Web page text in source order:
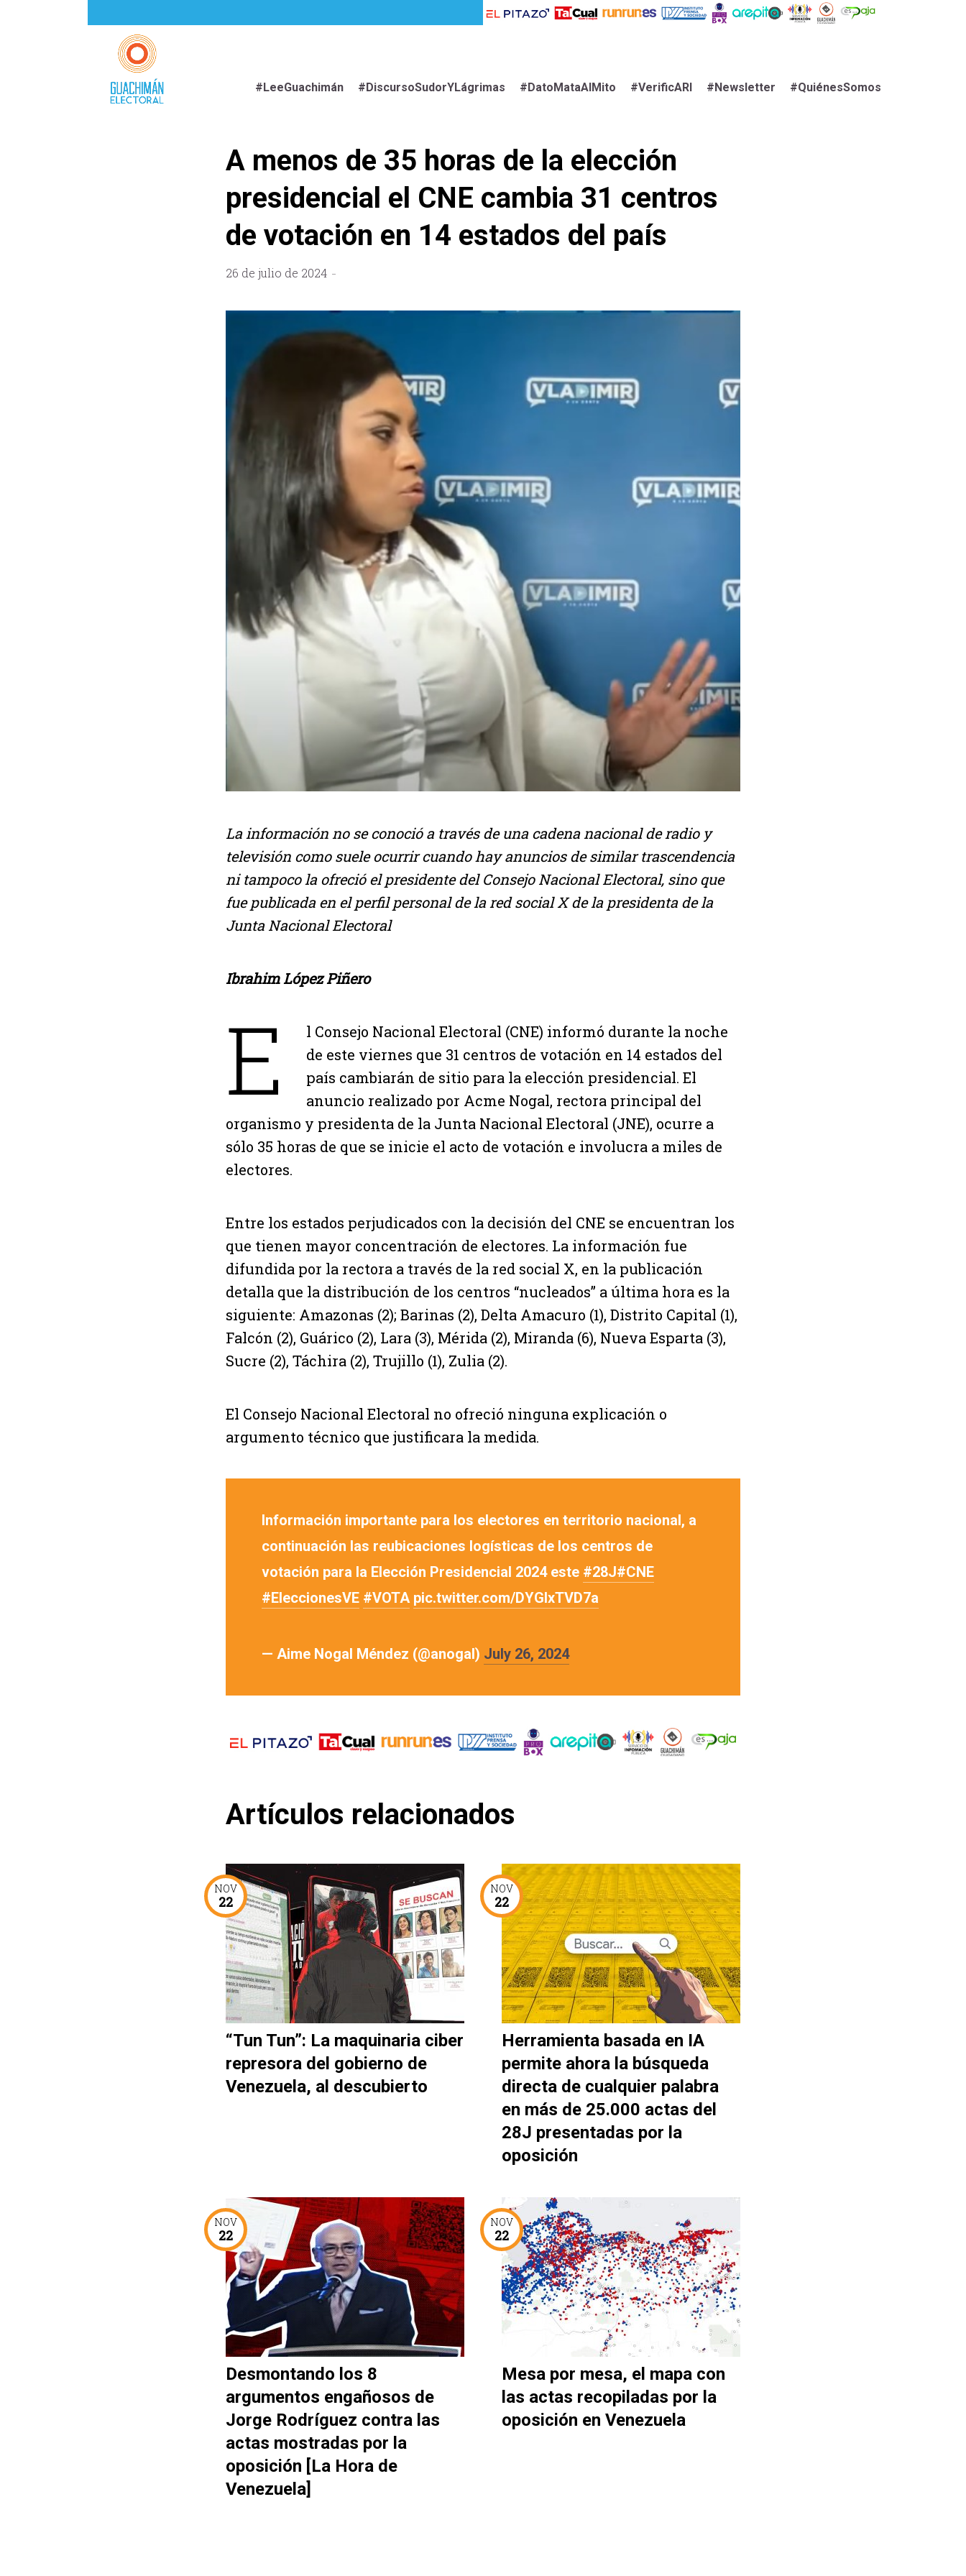
#LeeGuachimán #DiscursoSudorYLágrimas #DatoMataAlMito #VerificARI #Newsletter #QuiénesSomos
A menos de 35 horas de la elección
presidencial el CNE cambia 31 centros
de votación en 14 estados del país
26 de julio de 2024
La información no se conoció a través de una cadena nacional de radio y
televisión como suele ocurrir cuando hay anuncios de similar trascendencia
ni tampoco la ofreció el presidente del Consejo Nacional Electoral, sino que
fue publicada en el perfil personal de la red social X de la presidenta de la
Junta Nacional Electoral
Ibrahim López Piñero
E
l Consejo Nacional Electoral (CNE) informó durante la noche
de este viernes que 31 centros de votación en 14 estados del
país cambiarán de sitio para la elección presidencial. El
anuncio realizado por Acme Nogal, rectora principal del
organismo y presidenta de la Junta Nacional Electoral (JNE), ocurre a
sólo 35 horas de que se inicie el acto de votación e involucra a miles de
electores.
Entre los estados perjudicados con la decisión del CNE se encuentran los
que tienen mayor concentración de electores. La información fue
difundida por la rectora a través de la red social X, en la publicación
detalla que la distribución de los centros “nucleados” a última hora es la
siguiente: Amazonas (2); Barinas (2), Delta Amacuro (1), Distrito Capital (1),
Falcón (2), Guárico (2), Lara (3), Mérida (2), Miranda (6), Nueva Esparta (3),
Sucre (2), Táchira (2), Trujillo (1), Zulia (2).
El Consejo Nacional Electoral no ofreció ninguna explicación o
argumento técnico que justificara la medida.
Información importante para los electores en territorio nacional, a
continuación las reubicaciones logísticas de los centros de
votación para la Elección Presidencial 2024 este #28J#CNE
#EleccionesVE #VOTA pic.twitter.com/DYGlxTVD7a
— Aime Nogal Méndez (@anogal) July 26, 2024
Artículos relacionados
NOV
22
“Tun Tun”: La maquinaria ciber
represora del gobierno de
Venezuela, al descubierto
NOV
22
Herramienta basada en IA
permite ahora la búsqueda
directa de cualquier palabra
en más de 25.000 actas del
28J presentadas por la
oposición
NOV
22
Desmontando los 8
argumentos engañosos de
Jorge Rodríguez contra las
actas mostradas por la
oposición [La Hora de
Venezuela]
NOV
22
Mesa por mesa, el mapa con
las actas recopiladas por la
oposición en Venezuela